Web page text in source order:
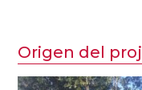
Origen del